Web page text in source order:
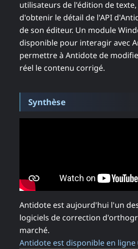
utilisateurs de l'édition de
d'obtenir le détail de l'API
de son éditeur. Un module
disponible pour interagir avec
permettre à Antidote de
réel le contenu corrigé.
Synthèse
Antidote est aujourd'hui l'un
logiciels de correction
marché.
Antidote est disponible en ligne